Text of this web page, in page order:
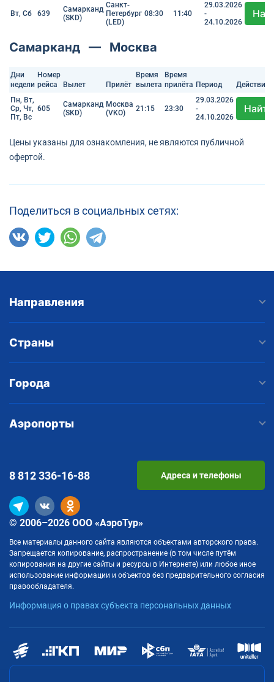
Вт, Сб 639
Самарканд
(SKD)
Санкт-
Петербург
(LED)
08:30 11:40
29.03.2026
-
24.10.2026
Самарканд — Москва
Дни
недели
Номер
рейса
Вылет Прилёт
Время
вылета
Время
прилёта Период
Действие
Пн, Вт,
Ср, Чт,
Пт, Вс
605
Самарканд
(SKD)
Москва
(VKO)
21:15 23:30
29.03.2026
-
24.10.2026
Найти
Цены указаны для ознакомления, не являются публичной
офертой.
Поделиться в социальных сетях:
Направления
Страны
Города
Аэропорты
© 2006–2026 ООО «АэроТур»
Все материалы данного сайта являются объектами авторского права.
Запрещается копирование, распространение (в том числе путём
копирования на другие сайты и ресурсы в Интернете) или любое иное
использование информации и объектов без предварительного согласия
правообладателя.
Информация о правах субъекта персональных данных
8 812336-16-88 Адреса и телефоны